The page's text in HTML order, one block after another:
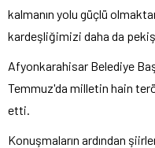
kalmanın yolu güçlü
kardeşliğimizi daha da
Afyonkarahisar Belediye
Temmuz'da milletin hain
etti.
Konuşmaların ardından